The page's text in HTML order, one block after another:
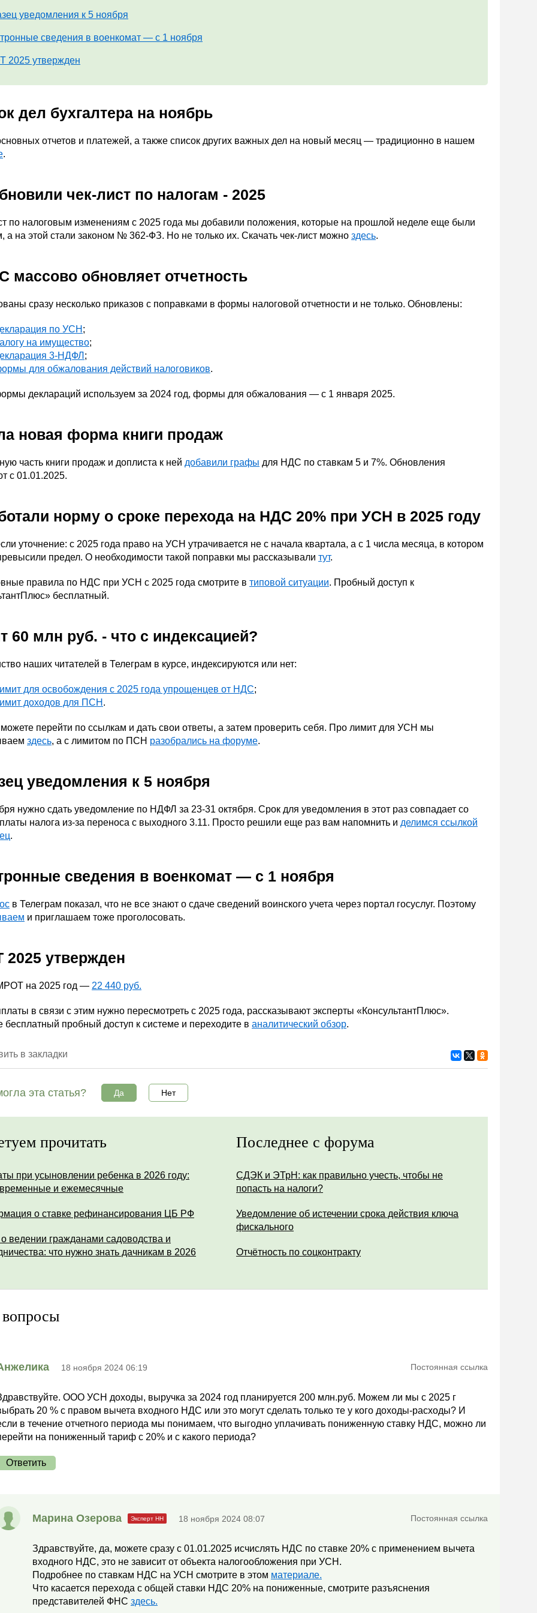
уведомления к 5 ноября
сведения в военкомат — с 1 ноября
2025 утвержден
дел бухгалтера на ноябрь
отчетов и платежей, а также список других важных дел на новый месяц — традиционно в нашем
.
чек-лист по налогам - 2025
по налоговым изменениям с 2025 года мы добавили положения, которые на прошлой неделе еще были
а на этой стали законом № 362-ФЗ. Но не только их. Скачать чек-лист можно здесь.
массово обновляет отчетность
сразу несколько приказов с поправками в формы налоговой отчетности и не только. Обновлены:
по УСН ;
на имущество;
3-НДФЛ ;
для обжалования действий налоговиков.
деклараций используем за 2024 год, формы для обжалования — с 1 января 2025.
новая форма книги продаж
часть книги продаж и доплиста к ней добавили графы для НДС по ставкам 5 и 7%. Обновления
с 01.01.2025.
норму о сроке перехода на НДС 20% при УСН в 2025 году
уточнение: с 2025 года право на УСН утрачивается не с начала квартала, а с 1 числа месяца, в котором
предел. О необходимости такой поправки мы рассказывали тут.
правила по НДС при УСН с 2025 года смотрите в типовой ситуации. Пробный доступ к
бесплатный.
60 млн руб. - что с индексацией?
наших читателей в Телеграм в курсе, индексируются или нет:
для освобождения с 2025 года упрощенцев от НДС;
доходов для ПСН .
перейти по ссылкам и дать свои ответы, а затем проверить себя. Про лимит для УСН мы
здесь, а с лимитом по ПСН разобрались на форуме.
уведомления к 5 ноября
нужно сдать уведомление по НДФЛ за 23-31 октября. Срок для уведомления в этот раз совпадает со
налога из-за переноса с выходного 3.11. Просто решили еще раз вам напомнить и делимся ссылкой
.
сведения в военкомат — с 1 ноября
в Телеграм показал, что не все знают о сдаче сведений воинского учета через портал госуслуг. Поэтому
и приглашаем тоже проголосовать.
утвержден
на 2025 год — 22 440 руб.
в связи с этим нужно пересмотреть с 2025 года, рассказывают эксперты «КонсультантПлюс».
бесплатный пробный доступ к системе и переходите в аналитический обзор.
в закладки
эта статья? Да Нет
прочитать
при усыновлении ребенка в 2026 году:
и ежемесячные
о ставке рефинансирования ЦБ РФ
ведении гражданами садоводства и
что нужно знать дачникам в 2026
Последнее с форума
СДЭК и ЭТрН: как правильно учесть, чтобы не
попасть на налоги?
Уведомление об истечении срока действия ключа
фискального
Отчётность по соцконтракту
18 ноября 2024 06:19 Постоянная ссылка
ООО УСН доходы, выручка за 2024 год планируется 200 млн.руб. Можем ли мы с 2025 г
20 % с правом вычета входного НДС или это могут сделать только те у кого доходы-расходы? И
в течение отчетного периода мы понимаем, что выгодно уплачивать пониженную ставку НДС, можно ли
на пониженный тариф с 20% и с какого периода?
Ответить
Марина Озерова 18 ноября 2024 08:07 Постоянная ссылка
Здравствуйте, да, можете сразу с 01.01.2025 исчислять НДС по ставке 20% с применением вычета
входного НДС, это не зависит от объекта налогообложения при УСН.
Подробнее по ставкам НДС на УСН смотрите в этом материале.
Что касается перехода с общей ставки НДС 20% на пониженные, смотрите разъяснения
представителей ФНС здесь.